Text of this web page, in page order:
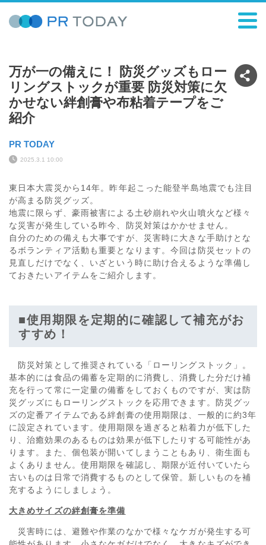
万が一の備えに！ 防災グッズもロー
リングストックが重要 防災対策に欠
かせない絆創膏や布粘着テープをご
紹介
PR TODAY
2025.3.1 10:00
東日本大震災から14年。昨年起こった能登半島地震でも注目
が高まる防災グッズ。
地震に限らず、豪雨被害による土砂崩れや火山噴火など様々
な災害が発生している昨今、防災対策はかかせません。
自分のための備えも大事ですが、災害時に大きな手助けとな
るボランティア活動も重要となります。今回は防災セットの
見直しだけでなく、いざという時に助け合えるような準備し
ておきたいアイテムをご紹介します。
■使用期限を定期的に確認して補充がお
すすめ！
防災対策として推奨されている「ローリングストック」。
基本的には食品の備蓄を定期的に消費し、消費した分だけ補
充を行って常に一定量の備蓄をしておくものですが、実は防
災グッズにもローリングストックを応用できます。防災グッ
ズの定番アイテムである絆創膏の使用期限は、一般的に約3年
に設定されています。使用期限を過ぎると粘着力が低下した
り、治癒効果のあるものは効果が低下したりする可能性があ
ります。また、個包装が開いてしまうこともあり、衛生面も
よくありません。使用期限を確認し、期限が近付いていたら
古いものは日常で消費するものとして保管。新しいものを補
充するようにしましょう。
大きめサイズの絆創膏を準備
災害時には、避難や作業のなかで様々なケガが発生する可